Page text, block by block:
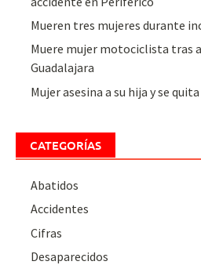
Mueren tres mujeres durante
Muere mujer motociclista tras
Guadalajara
Mujer asesina a su hija y se
CATEGORÍAS
Abatidos
Accidentes
Cifras
Desaparecidos